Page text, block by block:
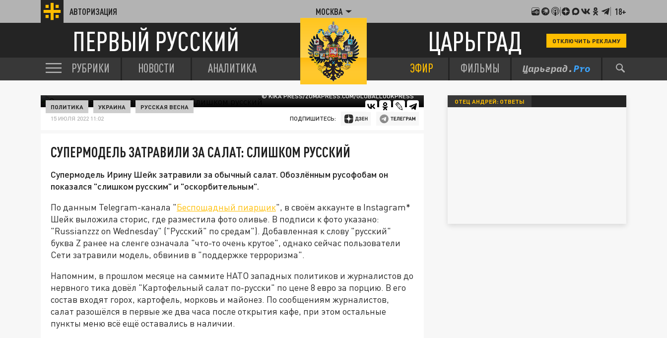
АВТОРИЗАЦИЯ МОСКВА 18+
ПЕРВЫЙ РУССКИЙ ЦАРЬГРАД ОТКЛЮЧИТЬ РЕКЛАМУ
РУБРИКИ НОВОСТИ АНАЛИТИКА ЭФИР ФИЛЬМЫ
© KIKA PRESS/ZUMAPRESS.COM/GLOBALLOOKPRESS
ПОЛИТИКА УКРАИНА РУССКАЯ ВЕСНА
15 ИЮЛЯ 2022 11:02 ПОДПИШИТЕСЬ:
СУПЕРМОДЕЛЬ ЗАТРАВИЛИ ЗА САЛАТ: СЛИШКОМ РУССКИЙ
Супермодель Ирину Шейк затравили за обычный салат. Обозлённым русофобам он
показался "слишком русским" и "оскорбительным".
По данным Telegram-канала "Беспощадный пиарщик", в своём аккаунте в Instagram*
Шейк выложила сторис, где разместила фото оливье. В подписи к фото указано:
"Russianzzz on Wednesday" ("Русский" по средам"). Добавленная к слову "русский"
буква Z ранее на сленге означала "что-то очень крутое", однако сейчас пользователи
Сети затравили модель, обвинив в "поддержке терроризма".
Напомним, в прошлом месяце на саммите НАТО западных политиков и журналистов до
нервного тика довёл "Картофельный салат по-русски" по цене 8 евро за порцию. В его
состав входят горох, картофель, морковь и майонез. По сообщениям журналистов,
салат разошёлся в первые же два часа после открытия кафе, при этом остальные
пункты меню всё ещё оставались в наличии.
ОТЕЦ АНДРЕЙ: ОТВЕТЫ